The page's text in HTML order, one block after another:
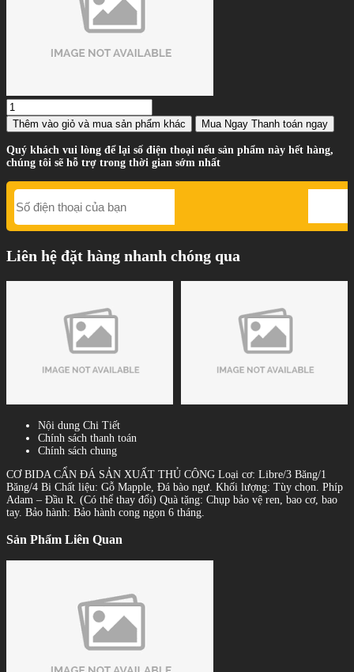
Thêm vào giỏ và mua sản phẩm khác Mua Ngay Thanh toán ngay
Quý khách vui lòng để lại số điện thoại nếu sản phẩm này hết hàng,
chúng tôi sẽ hỗ trợ trong thời gian sớm nhất
Liên hệ đặt hàng nhanh chóng qua
Nội dung Chi Tiết
Chính sách thanh toán
Chính sách chung
CƠ BIDA CẨN ĐÁ SẢN XUẤT THỦ CÔNG Loại cơ: Libre/3 Băng/1
Băng/4 Bi Chất liệu: Gỗ Mapple, Đá bào ngư. Khối lượng: Tùy chọn. Phíp
Adam – Đầu R. (Có thể thay đổi) Quà tặng: Chụp bảo vệ ren, bao cơ, bao
tay. Bảo hành: Bảo hành cong ngọn 6 tháng.
Sản Phẩm Liên Quan